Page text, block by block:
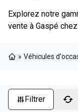
Explorez notre
vente à Gaspé
» Véhicules
Filtrer